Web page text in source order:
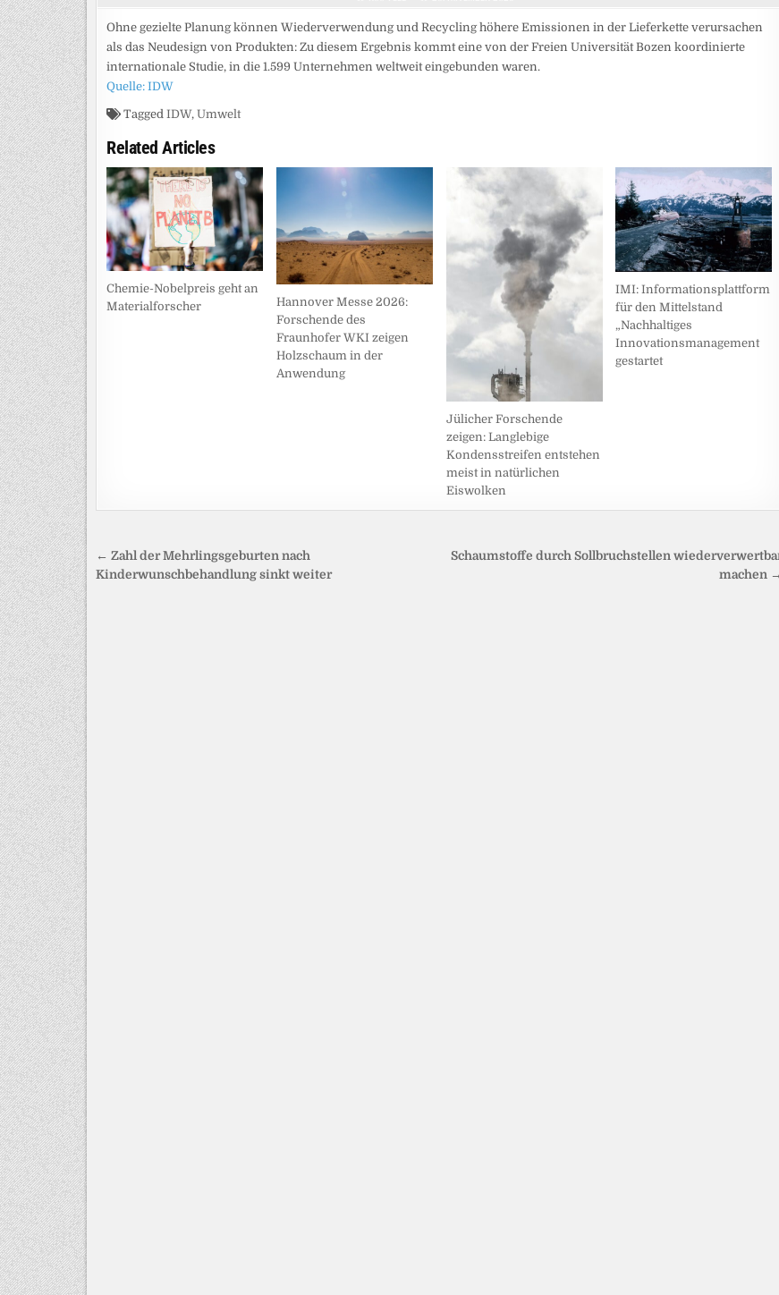
Ohne gezielte Planung können Wiederverwendung und Recycling höhere Emissionen in der Lieferkette verursachen
als das Neudesign von Produkten: Zu diesem Ergebnis kommt eine von der Freien Universität Bozen koordinierte
internationale Studie, in die 1.599 Unternehmen weltweit eingebunden waren.
Quelle: IDW
Tagged IDW, Umwelt
Related Articles
Chemie-Nobelpreis geht an
Materialforscher
Hannover Messe 2026:
Forschende des
Fraunhofer WKI zeigen
Holzschaum in der
Anwendung
Jülicher Forschende
zeigen: Langlebige
Kondensstreifen entstehen
meist in natürlichen
Eiswolken
IMI: Informationsplattform
für den Mittelstand
„Nachhaltiges
Innovationsmanagement
gestartet
Beitragsnavigation
Schaumstoffe durch Sollbruchstellen
machen →
← Zahl der Mehrlingsgeburten nach
Kinderwunschbehandlung sinkt weiter